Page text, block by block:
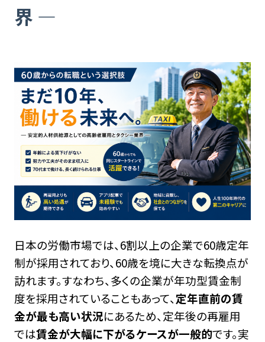
界 ―
日本の労働市場では、6割以上の企業で60歳定年
制が採用されており、60歳を境に大きな転換点が
訪れます。すなわち、多くの企業が年功型賃金制
度を採用されていることもあって、定年直前の賃
金が最も高い状況にあるため、定年後の再雇用
では賃金が大幅に下がるケースが一般的です。実